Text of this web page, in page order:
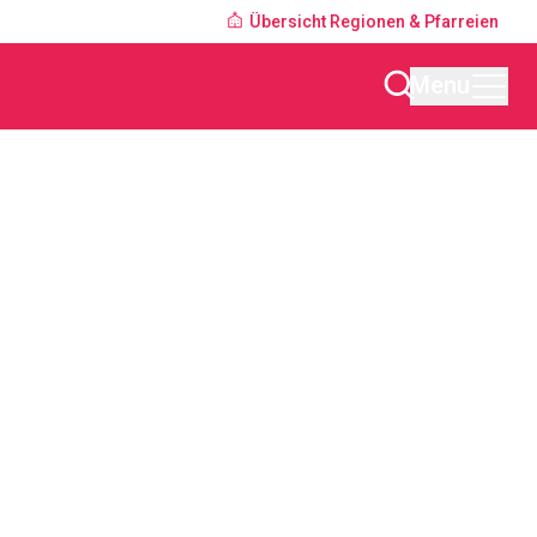
Übersicht Regionen & Pfarreien